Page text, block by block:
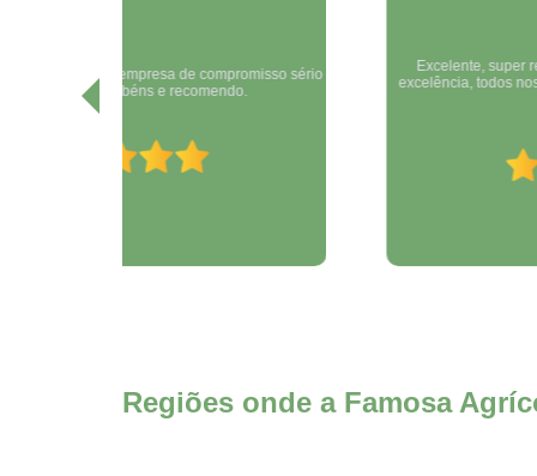
Excelente, super recomendo sempre nos atendeu com
excelência, todos nossos projetos e desenvolvimento é feito
Regiões onde a Famosa